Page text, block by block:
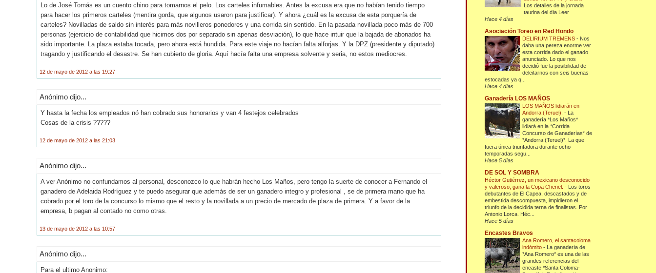
Lo de José Tomás es un cuento chino para tomarnos el pelo. Los carteles infumables. Antes la excusa era que no habían tenido tiempo
para hacer los primeros carteles (mentira gorda, que algunos usaron para justificar). Y ahora ¿cuál es la excusa de esta porquería de
carteles? Novilladas de saldo sin interés para más novilleros ponedores y una corrida sin sentido. En la pasada novillada poco más de 700
personas (ejercicio de contabilidad que hicimos dos por separado sin apenas desviación), lo que hace intuir que la bajada de abonados ha
sido importante. La plaza estaba tocada, pero ahora está hundida. Para este viaje no hacían falta alforjas. Y la DPZ (presidente y diputado)
tragando y justificando el desastre. Se han cubierto de gloria. Aquí hacía falta una empresa solvente y seria, no estos mediocres.
12 de mayo de 2012 a las 19:27
Anónimo dijo...
Y hasta la fecha los empleados nó han cobrado sus honorarios y van 4 festejos celebrados
Cosas de la crisis ?????
12 de mayo de 2012 a las 21:03
Anónimo dijo...
A ver Anónimo no confundamos al personal, desconozco lo que habrán hecho Los Maños, pero tengo la suerte de conocer a Fernando el
ganadero de Adelaida Rodríguez y te puedo asegurar que además de ser un ganadero integro y profesional , se de primera mano que ha
cobrado por el toro de la concurso lo mismo que el resto y la novillada a un precio de mercado de plaza de primera. Y a favor de la
empresa, b pagan al contado no como otras.
13 de mayo de 2012 a las 10:57
Anónimo dijo...
Para el ultimo Anonimo:
Los detalles de la jornada
taurina del día Leer
Hace 4 días
Asociación Toreo en Red Hondo
DELIRIUM TREMENS- Nos
daba una pereza enorme ver
esta corrida dado el ganado
anunciado. Lo que nos
decidió fue la posibilidad de
deleitarnos con seis buenas
estocadas ya q...
Hace 4 días
Ganadería LOS MAÑOS
LOS MAÑOS lidiarán en
Andorra (Teruel).- La
ganadería *Los Maños*
lidiará en la *Corrida
Concurso de Ganaderías* de
*Andorra (Teruel)*. La que
fuera única triunfadora durante ocho
temporadas segu...
Hace 5 días
DE SOL Y SOMBRA
Héctor Gutiérrez, un mexicano desconocido
y valeroso, gana la Copa Chenel.- Los toros
debutantes de El Capea, descastados y de
embestida descompuesta, impidieron el
triunfo de la decidida terna de finalistas. Por
Antonio Lorca. Héc...
Hace 5 días
Encastes Bravos
Ana Romero, el santacoloma
indómito- La ganadería de
*Ana Romero* es una de las
grandes referencias del
encaste *Santa Coloma-